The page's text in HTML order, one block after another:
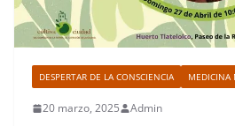
DESPERTAR DE LA CONSCIENCIA MEDICINA
20 marzo, 2025 Admin